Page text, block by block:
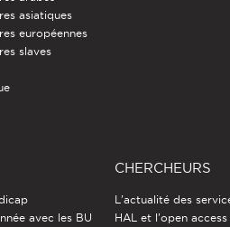
asiatiques
européennes
slaves
avec les BU
CHERCHEURS
L'actualité des
HAL et l'open access